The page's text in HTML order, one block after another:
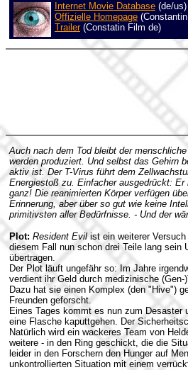
Internet Movie Database (de/us)
Offizielle Homepage
Trailer(Constatin Film de)
Auch nach dem Tod bleibt der
werden produziert. Und selbst das Gehirn
aktiv ist. Der T-Virus führt dem
Energiestoß zu. Einfacher ausgedrückt:
ganz! Die reanimierten Körper verfügen
Erinnerung, aber über so gut wie keine
primitivsten aller Bedürfnisse. - Und der
Plot: Resident Evilist ein weiterer Versuch
diesem Fall nun schon drei Teile lang sein
übertragen.
Der Plot läuft ungefähr so: Im Jahre
verdient ihr Geld durch medizinische
Dazu hat sie einen Komplex (den "Hive")
Freunden geforscht.
Eines Tages kommt es nun zum
eine Flasche kaputtgehen. Der
Natürlich wird ein wackeres Team von
weitere - in den Ring geschickt, die die
leider in den Forschern den Hunger auf
unkontrollierten Situation mit einem